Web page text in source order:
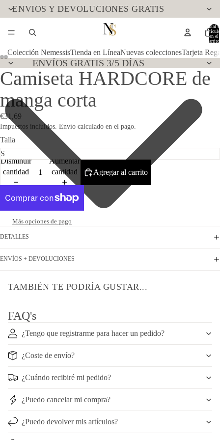
ENVIOS Y DEVOLUCIONES GRATIS
Total
en el
Colección NemessisTienda en LíneaNuevas coleccionesTarjeta
ENVÍOS GRATIS 3/5 DÍAS
Camiseta HARDCORE de
manga corta
€31,69
Impuestos incluidos. Envío calculado en el pago.
Talla
Disminuir
cantidad
Aumentar
cantidad
Agregar al carrito
Más opciones de pago
DETALLES
ENVÍOS + DEVOLUCIONES
TAMBIÉN TE PODRÍA GUSTAR...
FAQ's
¿Tengo que registrarme para hacer un pedido?
¿Coste de envío?
¿Cuándo recibiré mi pedido?
¿Puedo cancelar mi compra?
¿Puedo devolver mis artículos?